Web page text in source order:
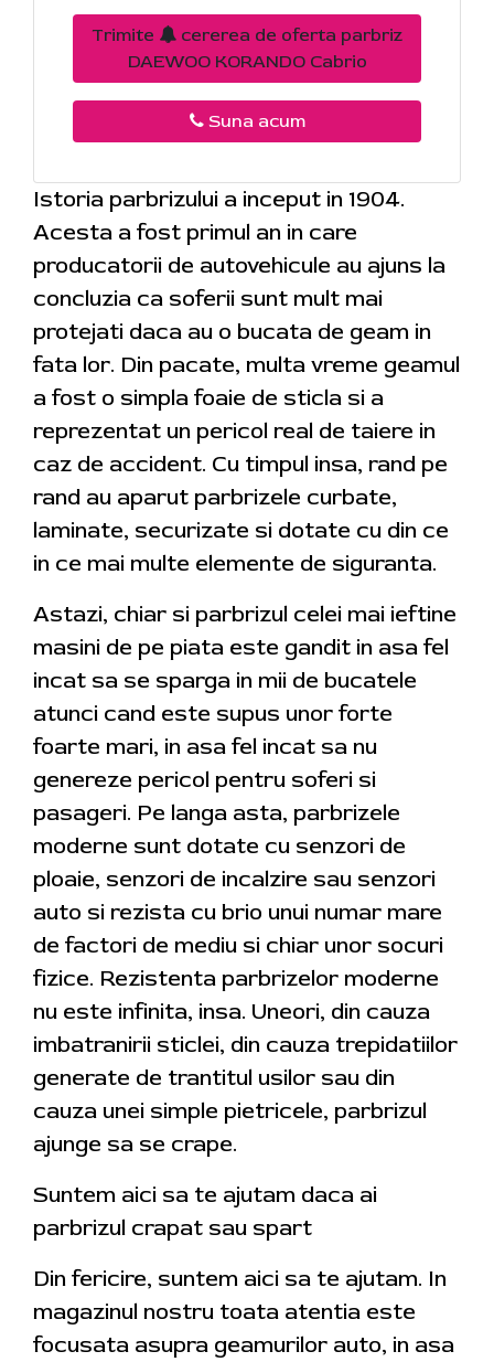
Trimite
cererea de oferta parbriz
DAEWOO KORANDO Cabrio
Suna acum
Istoria parbrizului a inceput in 1904.
Acesta a fost primul an in care
producatorii de autovehicule au ajuns la
concluzia ca soferii sunt mult mai
protejati daca au o bucata de geam in
fata lor. Din pacate, multa vreme geamul
a fost o simpla foaie de sticla si a
reprezentat un pericol real de taiere in
caz de accident. Cu timpul insa, rand pe
rand au aparut parbrizele curbate,
laminate, securizate si dotate cu din ce
in ce mai multe elemente de siguranta.
Astazi, chiar si parbrizul celei mai ieftine
masini de pe piata este gandit in asa fel
incat sa se sparga in mii de bucatele
atunci cand este supus unor forte
foarte mari, in asa fel incat sa nu
genereze pericol pentru soferi si
pasageri. Pe langa asta, parbrizele
moderne sunt dotate cu senzori de
ploaie, senzori de incalzire sau senzori
auto si rezista cu brio unui numar mare
de factori de mediu si chiar unor socuri
fizice. Rezistenta parbrizelor moderne
nu este infinita, insa. Uneori, din cauza
imbatranirii sticlei, din cauza trepidatiilor
generate de trantitul usilor sau din
cauza unei simple pietricele, parbrizul
ajunge sa se crape.
Suntem aici sa te ajutam daca ai
parbrizul crapat sau spart
Din fericire, suntem aici sa te ajutam. In
magazinul nostru toata atentia este
focusata asupra geamurilor auto, in asa